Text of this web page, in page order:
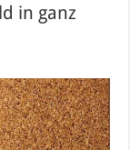
in ganz